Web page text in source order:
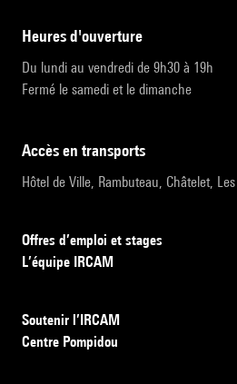
heures d'ouverture
Du lundi au vendredi de 9h30 à 19h
Fermé le samedi et le dimanche
accès en transports
Hôtel de Ville, Rambuteau, Châtelet,
Offres d’emploi et stages
L’équipe IRCAM
Soutenir l’IRCAM
Centre Pompidou